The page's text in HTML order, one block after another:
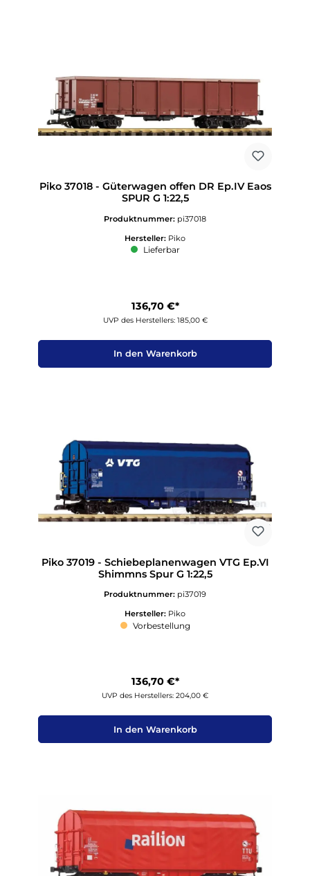
Piko 37018 - Güterwagen offen DR Ep.IV Eaos
SPUR G 1:22,5
Produktnummer: pi37018
Hersteller: Piko
Lieferbar
136,70 €*
UVP des Herstellers: 185,00 €
In den Warenkorb
Piko 37019 - Schiebeplanenwagen VTG Ep.VI
Shimmns Spur G 1:22,5
Produktnummer: pi37019
Hersteller: Piko
Vorbestellung
136,70 €*
UVP des Herstellers: 204,00 €
In den Warenkorb